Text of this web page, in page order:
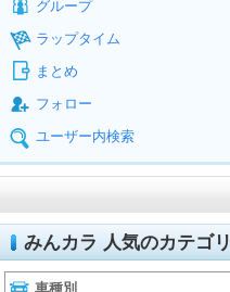
グループ
ラップタイム
まとめ
フォロー
ユーザー内検索
みんカラ 人気のカテゴリ
車種別